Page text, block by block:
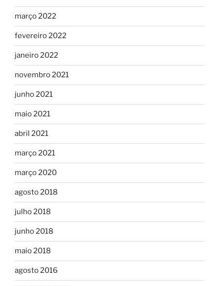
março 2022
fevereiro 2022
janeiro 2022
novembro 2021
junho 2021
maio 2021
abril 2021
março 2021
março 2020
agosto 2018
julho 2018
junho 2018
maio 2018
agosto 2016